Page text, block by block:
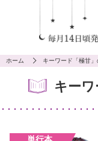
ホーム キーワード「極甘
キー